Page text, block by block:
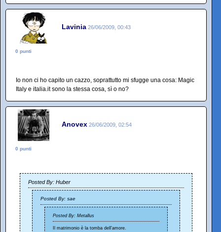
Lavinia 26/06/2009, 00:43
0 punti
Io non ci ho capito un cazzo, soprattutto mi sfugge una cosa: Magic
Italy e italia.it sono la stessa cosa, sì o no?
Anovex 26/06/2009, 02:54
0 punti
Posted By: Huber
Posted By: sae
Posted By: Metallus
Il matrimonio è la tomba dell'amore.